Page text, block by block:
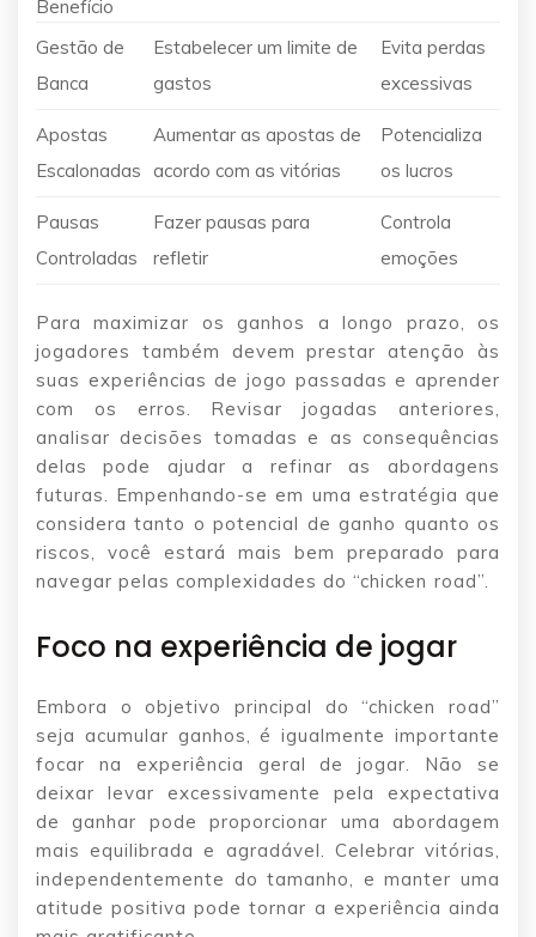
Benefício
Gestão de
Banca
Estabelecer um limite de
gastos
Evita perdas
excessivas
Apostas
Escalonadas
Aumentar as apostas de
acordo com as vitórias
Potencializa
os lucros
Pausas
Controladas
Fazer pausas para
refletir
Controla
emoções
Para maximizar os ganhos a longo prazo, os
jogadores também devem prestar atenção às
suas experiências de jogo passadas e aprender
com os erros. Revisar jogadas anteriores,
analisar decisões tomadas e as consequências
delas pode ajudar a refinar as abordagens
futuras. Empenhando-se em uma estratégia que
considera tanto o potencial de ganho quanto os
riscos, você estará mais bem preparado para
navegar pelas complexidades do “chicken road”.
Foco na experiência de jogar
Embora o objetivo principal do “chicken road”
seja acumular ganhos, é igualmente importante
focar na experiência geral de jogar. Não se
deixar levar excessivamente pela expectativa
de ganhar pode proporcionar uma abordagem
mais equilibrada e agradável. Celebrar vitórias,
independentemente do tamanho, e manter uma
atitude positiva pode tornar a experiência ainda